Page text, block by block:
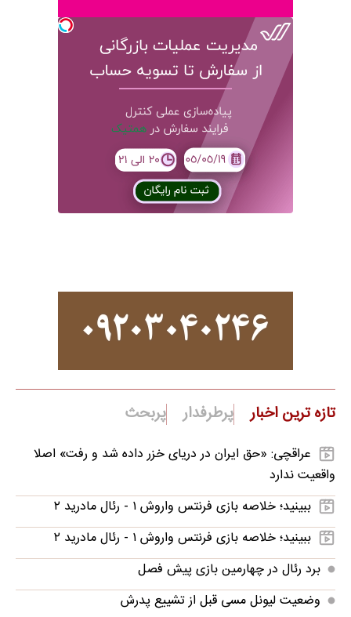
تازه ترین اخبار پرطرفدار پربحث
عراقچی: «حق ایران در دریای خزر داده شد و رفت» اصلا
واقعیت ندارد
ببینید؛ خلاصه بازی فرنتس واروش ۱ - رئال مادرید ۲
ببینید؛ خلاصه بازی فرنتس واروش ۱ - رئال مادرید ۲
برد رئال در چهارمین بازی پیش فصل
وضعیت لیونل مسی قبل از تشییع پدرش